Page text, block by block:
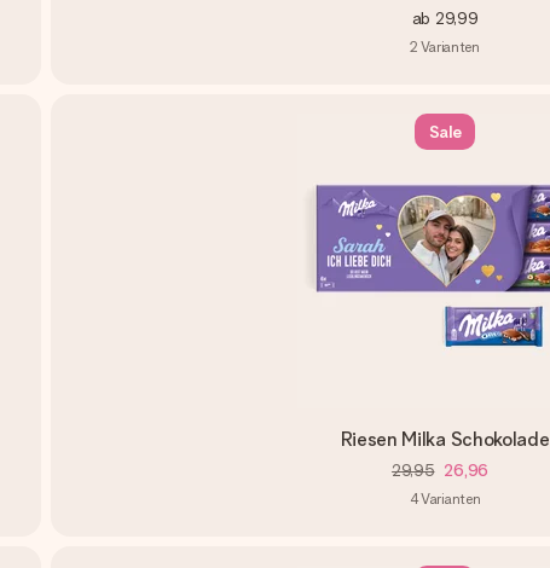
ab 29,99
2 Varianten
Sale
Riesen Milka Schokolade
29,95 26,96
4Varianten